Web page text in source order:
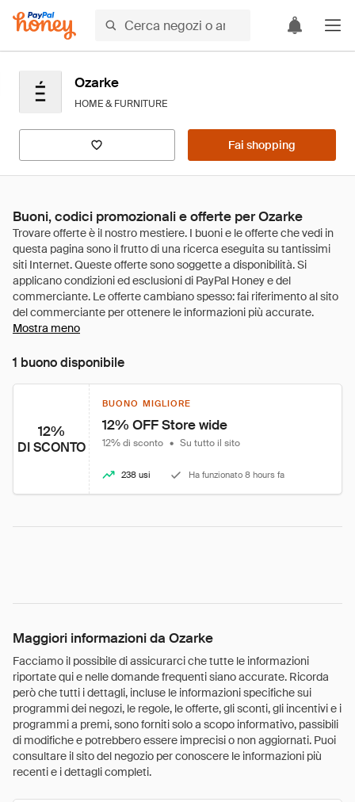
Ozarke
HOME & FURNITURE
Fai shopping
Buoni, codici promozionali e offerte per Ozarke
Mostra meno
1 buono disponibile
12%
DI SCONTO
BUONO MIGLIORE
12% OFF Store wide
12% di sconto • Su tutto il sito
238 usi Ha funzionato 8 hours fa
Maggiori informazioni da Ozarke
Facciamo il possibile di assicurarci che tutte le informazioni
riportate qui e nelle domande frequenti siano accurate. Ricorda
però che tutti i dettagli, incluse le informazioni specifiche sui
programmi dei negozi, le regole, le offerte, gli sconti, gli incentivi e i
programmi a premi, sono forniti solo a scopo informativo, passibili
di modifiche e potrebbero essere imprecisi o non aggiornati. Puoi
consultare il sito del negozio per conoscere le informazioni più
recenti e i dettagli completi.